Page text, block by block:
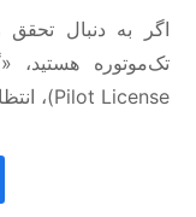
اگر به دنبال تحقق
Pilot License)، انتظار شما را می‌کشد!